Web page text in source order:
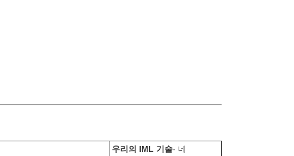
우리의 IML 기술- 네